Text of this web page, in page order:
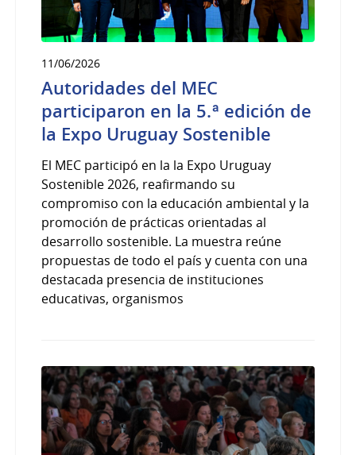
11/06/2026
Autoridades del MEC
participaron en la 5.ª edición de
la Expo Uruguay Sostenible
El MEC participó en la la Expo Uruguay
Sostenible 2026, reafirmando su
compromiso con la educación ambiental y la
promoción de prácticas orientadas al
desarrollo sostenible. La muestra reúne
propuestas de todo el país y cuenta con una
destacada presencia de instituciones
educativas, organismos